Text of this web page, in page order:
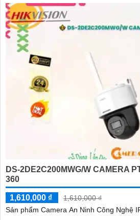
DS-2DE2C200MWG/W CAMERA
360
1,610,000 ₫
1,610,000 ₫
Sản phẩm Camera An Ninh Công Nghệ